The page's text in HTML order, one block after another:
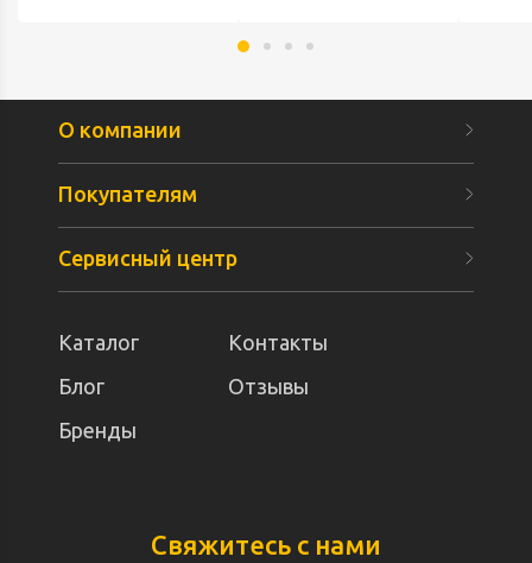
О компании
Покупателям
Сервисный центр
Каталог
Контакты
Блог
Отзывы
Бренды
Свяжитесь с нами